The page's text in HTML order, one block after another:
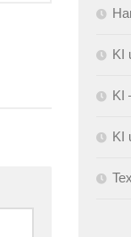
KI
KI
KI